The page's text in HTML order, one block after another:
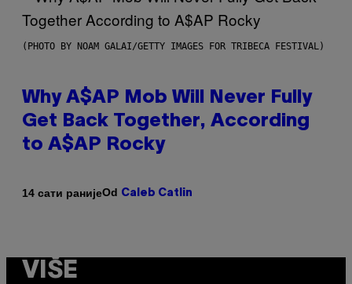
(PHOTO BY NOAM GALAI/GETTY IMAGES FOR TRIBECA FESTIVAL)
Why A$AP Mob Will Never Fully
Get Back Together, According
to A$AP Rocky
14 сати ранијеOd Caleb Catlin
VIŠE